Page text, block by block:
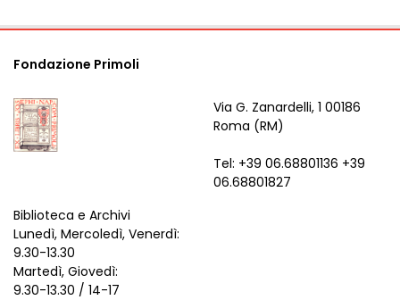
Fondazione Primoli
Via G. Zanardelli, 1 00186
Roma (RM)
Tel: +39 06.68801136 +39
06.68801827
Biblioteca e Archivi
Lunedì, Mercoledì, Venerdì:
9.30-13.30
Martedì, Giovedì:
9.30-13.30 / 14-17